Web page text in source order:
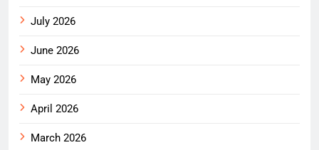
July 2026
June 2026
May 2026
April 2026
March 2026